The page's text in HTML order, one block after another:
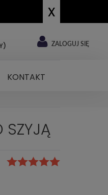
x
ZALOGUJ SIĘ
KONTAKT
SZYJĄ